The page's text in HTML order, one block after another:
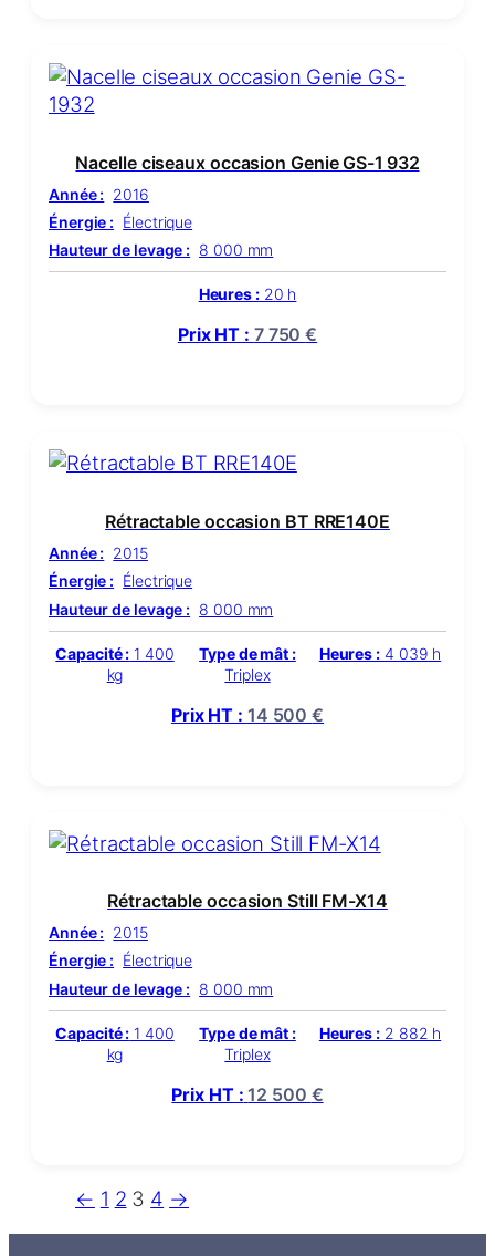
Nacelle ciseaux occasion Genie GS-1 932
Année : 2016
Énergie : Électrique
Hauteur de levage : 8 000 mm
Heures :20 h
Prix HT : 7 750€
Rétractable occasion BT RRE140E
Année : 2015
Énergie : Électrique
Hauteur de levage : 8 000 mm
Capacité : 1 400
kg
Type de mât :
Triplex
Heures : 4 039 h
Prix HT : 14 500€
Rétractable occasion Still FM-X14
Année : 2015
Énergie : Électrique
Hauteur de levage : 8 000 mm
Capacité : 1 400
kg
Type de mât :
Triplex
Heures : 2 882 h
Prix HT : 12 500 €
← 1 2 3 4 →